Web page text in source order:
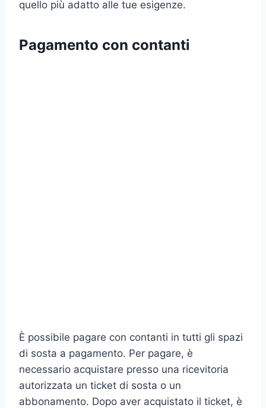
quello più adatto alle tue esigenze.
Pagamento con contanti
È possibile pagare con contanti in tutti gli spazi
di sosta a pagamento. Per pagare, è
necessario acquistare presso una ricevitoria
autorizzata un ticket di sosta o un
abbonamento. Dopo aver acquistato il ticket, è